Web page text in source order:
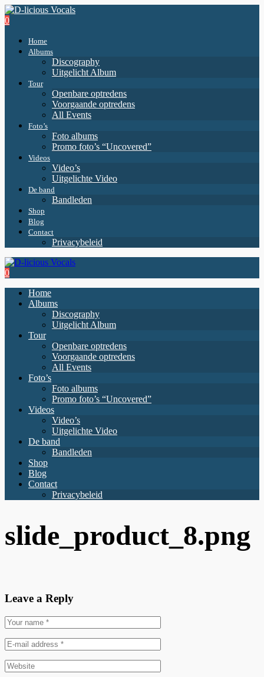
0
Home
Albums
Discography
Uitgelicht Album
Tour
Openbare optredens
Voorgaande optredens
All Events
Foto’s
Foto albums
Promo foto’s “Uncovered”
Videos
Video’s
Uitgelichte Video
De band
Bandleden
Shop
Blog
Contact
Privacybeleid
0
Home
Albums
Discography
Uitgelicht Album
Tour
Openbare optredens
Voorgaande optredens
All Events
Foto’s
Foto albums
Promo foto’s “Uncovered”
Videos
Video’s
Uitgelichte Video
De band
Bandleden
Shop
Blog
Contact
Privacybeleid
slide_product_8.png
Leave a Reply